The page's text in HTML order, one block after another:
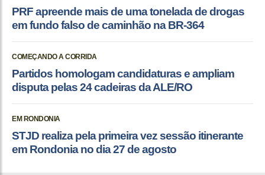
PRF apreende mais de uma tonelada de drogas
em fundo falso de caminhão na BR-364
COMEÇANDO A CORRIDA
Partidos homologam candidaturas e ampliam
disputa pelas 24 cadeiras da ALE/RO
EM RONDONIA
STJD realiza pela primeira vez sessão itinerante
em Rondonia no dia 27 de agosto